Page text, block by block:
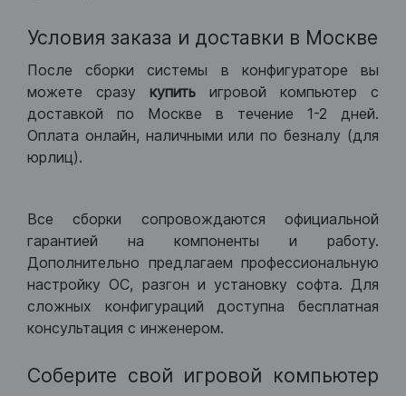
Условия заказа и доставки в Москве
После сборки системы в конфигураторе вы
можете сразу купить игровой компьютер с
доставкой по Москве в течение 1-2 дней.
Оплата онлайн, наличными или по безналу (для
юрлиц).
Все сборки сопровождаются официальной
гарантией на компоненты и работу.
Дополнительно предлагаем профессиональную
настройку ОС, разгон и установку софта. Для
сложных конфигураций доступна бесплатная
консультация с инженером.
Соберите свой игровой компьютер